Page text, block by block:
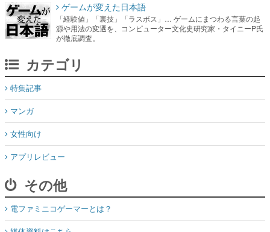
ゲームが変えた日本語
「経験値」「裏技」「ラスボス」… ゲームにまつわる言葉の起
源や用法の変遷を、コンピューター文化史研究家・タイニーP氏
が徹底調査。
カテゴリ
特集記事
マンガ
女性向け
アプリレビュー
その他
電ファミニコゲーマーとは？